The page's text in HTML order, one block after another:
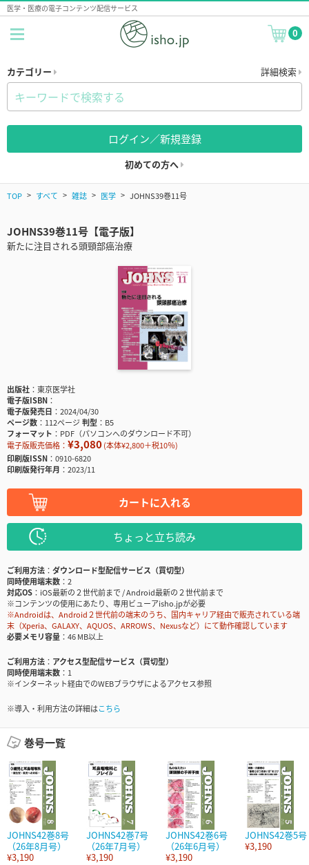
医学・医療の電子コンテンツ配信サービス
0
カテゴリー 詳細検索
ログイン／新規登録
初めての方へ
TOP すべて 雑誌 医学 JOHNS39巻11号
JOHNS39巻11号【電子版】
新たに注目される頭頸部癌治療
出版社
東京医学社
電子版ISBN
電子版発売日
2024/04/30
ページ数
112ページ判型
B5
フォーマット
PDF（パソコンへのダウンロード不可）
電子版販売価格： ¥3,080(本体¥2,800＋税10％)
印刷版ISSN
0910-6820
印刷版発行年月
2023/11
カートに入れる
ちょっと立ち読み
ご利用方法
ダウンロード型配信サービス（買切型）
同時使用端末数
2
対応OS
iOS最新の２世代前まで / Android最新の２世代前まで
※コンテンツの使用にあたり、専用ビューアisho.jpが必要
※Androidは、Android２世代前の端末のうち、国内キャリア経由で販売されている端
末（Xperia、GALAXY、AQUOS、ARROWS、Nexusなど）にて動作確認しています
必要メモリ容量
46 MB以上
ご利用方法
アクセス型配信サービス（買切型）
同時使用端末数
1
※インターネット経由でのWEBブラウザによるアクセス参照
※導入・利用方法の詳細はこちら
巻号一覧
JOHNS42巻8号
（26年8月号）
¥3,190
JOHNS42巻7号
（26年7月号）
¥3,190
JOHNS42巻6号
（26年6月号）
¥3,190
JOHNS42巻5号
¥3,190